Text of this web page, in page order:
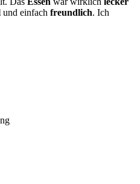
und einfach freundlich. Ich